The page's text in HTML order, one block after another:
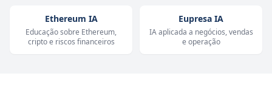
Ethereum IA
Educação sobre Ethereum,
cripto e riscos financeiros
Eupresa IA
IA aplicada a negócios, vendas
e operação